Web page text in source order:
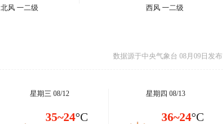
北风 一二级
西风 一二级
数据源于中央气象台 08月09日发布
星期三 08/12
35~24°C
星期四 08/13
36~24°C